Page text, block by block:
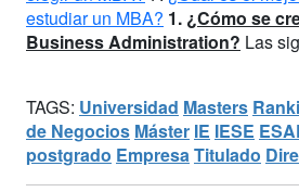
estudiar un MBA? 1. ¿Cómo se
Business Administration? Las
TAGS: Universidad Masters
de Negocios Máster IE IESE
postgrado Empresa Titulado